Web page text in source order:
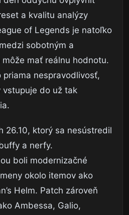
a kvalitu analýzy
of Legends je natoľko
sobotným a
mať reálnu hodnotu.
priama nespravodlivosť,
vstupuje do už tak
26.10, ktorý sa nesústredil
a nerfy.
boli modernizačné
okolo itemov ako
Helm. Patch zároveň
Ambessa, Galio,